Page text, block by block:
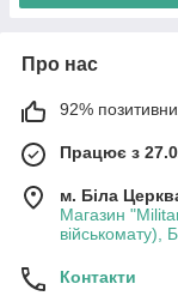
Про нас
92%
Працює з
м. Біла
Магазин
військомату),
Контакти